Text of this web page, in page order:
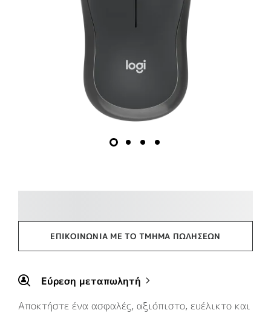
ΕΠΙΚΟΙΝΩΝΊΑ ΜΕ ΤΟ ΤΜΉΜΑ ΠΩΛΉΣΕΩΝ
Εύρεση μεταπωλητή
Αποκτήστε ένα ασφαλές, αξιόπιστο, ευέλικτο και